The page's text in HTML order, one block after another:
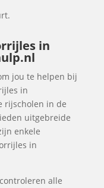
in
jou te helpen bij
in
rijscholen in de
uitgebreide
enkele
in
alle